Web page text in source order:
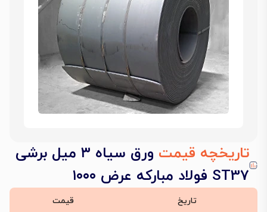
تاریخچه قیمت
ورق سیاه ۳ میل برشی
ST37 فولاد مبارکه عرض ۱۰۰۰
تاریخ قیمت